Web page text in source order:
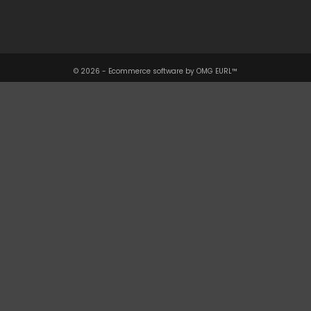
© 2026 - Ecommerce software by OMG EURL™